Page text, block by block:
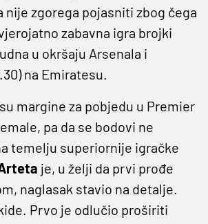
nije zgorega pojasniti zbog čega
zabavna igra brojki
u okršaju Arsenala i
na Emiratesu.
margine za pobjedu u Premier
pa da se bodovi ne
temelju superiornije igračke
je, u želji da prvi prođe
naglasak stavio na detalje.
Prvo je odlučio proširiti